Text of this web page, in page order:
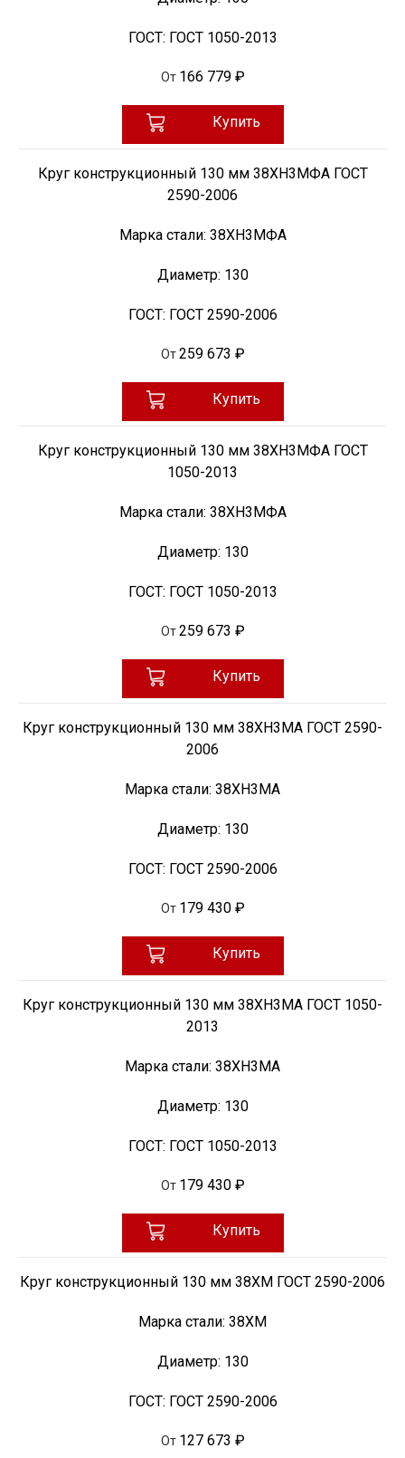
ГОСТ: ГОСТ 1050-2013
От 166 779 ₽
Купить
Круг конструкционный 130 мм 38ХН3МФА ГОСТ
2590-2006
Марка стали: 38ХН3МФА
Диаметр: 130
ГОСТ: ГОСТ 2590-2006
От 259 673 ₽
Купить
Круг конструкционный 130 мм 38ХН3МФА ГОСТ
1050-2013
Марка стали: 38ХН3МФА
Диаметр: 130
ГОСТ: ГОСТ 1050-2013
От 259 673 ₽
Купить
Круг конструкционный 130 мм 38ХН3МА ГОСТ 2590-
2006
Марка стали: 38ХН3МА
Диаметр: 130
ГОСТ: ГОСТ 2590-2006
От 179 430 ₽
Купить
Круг конструкционный 130 мм 38ХН3МА ГОСТ 1050-
2013
Марка стали: 38ХН3МА
Диаметр: 130
ГОСТ: ГОСТ 1050-2013
От 179 430 ₽
Купить
Круг конструкционный 130 мм 38ХМ ГОСТ 2590-2006
Марка стали: 38ХМ
Диаметр: 130
ГОСТ: ГОСТ 2590-2006
От 127 673 ₽